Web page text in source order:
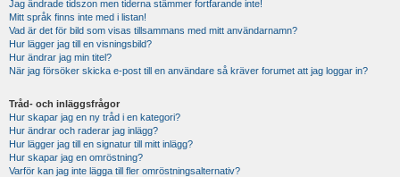
Jag ändrade tidszon men tiderna stämmer fortfarande inte!
Mitt språk finns inte med i listan!
Vad är det för bild som visas tillsammans med mitt användarnamn?
Hur lägger jag till en visningsbild?
Hur ändrar jag min titel?
När jag försöker skicka e-post till en användare så kräver forumet att jag loggar in?
Tråd- och inläggsfrågor
Hur skapar jag en ny tråd i en kategori?
Hur ändrar och raderar jag inlägg?
Hur lägger jag till en signatur till mitt inlägg?
Hur skapar jag en omröstning?
Varför kan jag inte lägga till fler omröstningsalternativ?